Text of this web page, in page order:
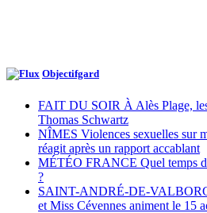
Objectifgard
FAIT DU SOIR À Alès Plage,
Thomas Schwartz
NÎMES Violences sexuelles sur
réagit après un rapport accablant
MÉTÉO FRANCE Quel temps
?
SAINT-ANDRÉ-DE-
et Miss Cévennes animent le 15